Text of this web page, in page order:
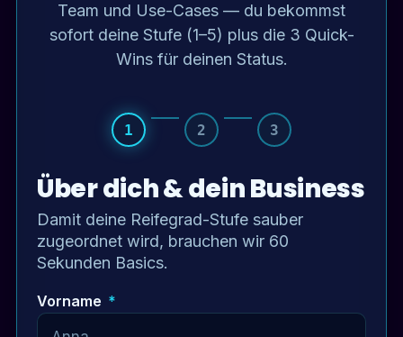
Team und Use-Cases — du bekommst
sofort deine Stufe (1–5) plus die 3 Quick-
Wins für deinen Status.
1 2 3
Über dich & dein Business
Damit deine Reifegrad-Stufe sauber
zugeordnet wird, brauchen wir 60
Sekunden Basics.
Vorname *